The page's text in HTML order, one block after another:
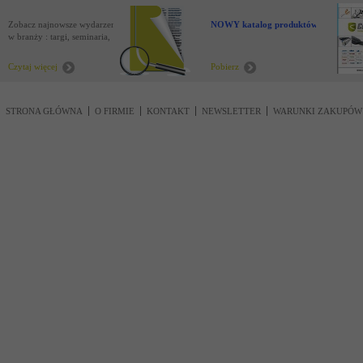
Zobacz najnowsze wydarzenia
w branży : targi, seminaria,
Czytaj więcej
NOWY katalog produktów !
Pobierz
STRONA GŁÓWNA O FIRMIE KONTAKT NEWSLETTER WARUNKI ZAKUPÓW